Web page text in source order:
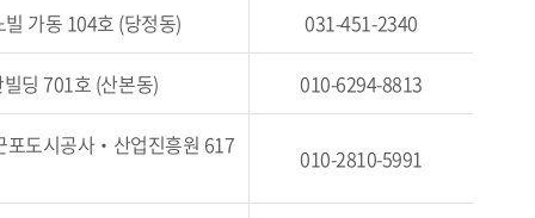
가동 104호 (당정동) 031-451-2340
딩 701호 (산본동) 010-6294-8813
포도시공사‧산업진흥원 617 010-2810-5991